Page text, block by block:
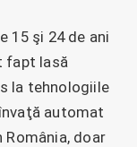
15 şi 24 de ani
fapt lasă
la tehnologiile
automat
doar